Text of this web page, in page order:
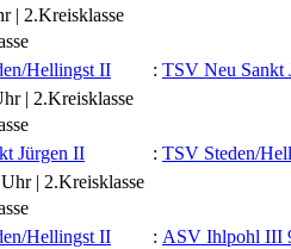
| 2.Kreisklasse
​Hellingst II
: TSV Neu Sankt
| 2.Kreisklasse
Jürgen II
: TSV Steden/​
| 2.Kreisklasse
​Hellingst II
: ASV Ihlpohl III